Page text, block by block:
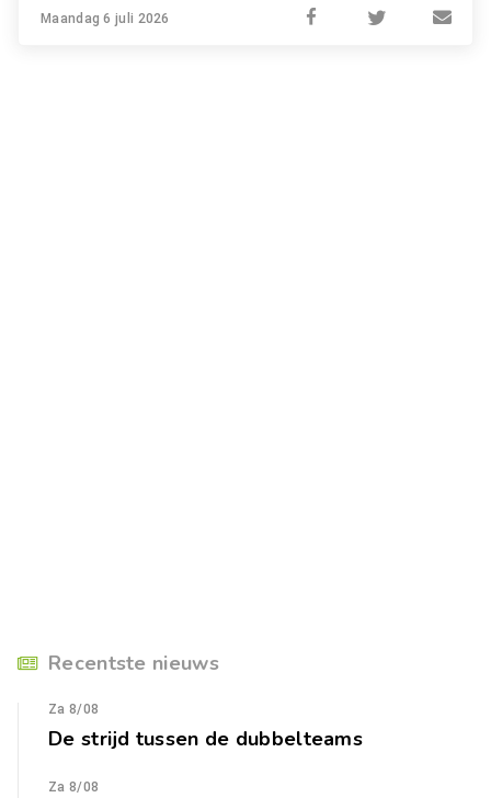
Maandag 6 juli 2026
Recentste nieuws
Za 8/08
De strijd tussen de dubbelteams
Za 8/08